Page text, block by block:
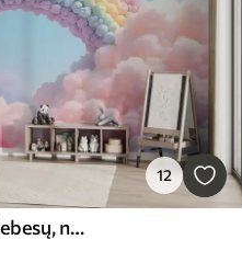
12
Pūkuota vaivorykštė ant debesų, nutapyta